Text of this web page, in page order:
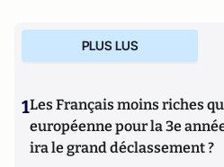
PLUS LUS
1Les Français moins riches
européenne pour la 3e
ira le grand déclassement ?